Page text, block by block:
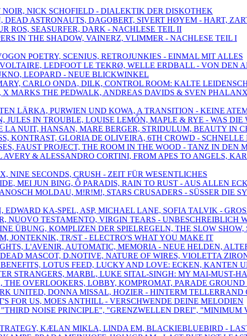
NICK SCHOFIELD - DIALEKTIK DER DISKOTHEK
DEAD ASTRONAUTS, DAGOBERT, SIVERT HØYEM - HART,
ROS, SEASURFER, DARK - NACHLESE TEIL II
IN THE SHADOW, VAINERZ, VLIMMER - NACHLESE TEIL I
POETRY, SCENIUS, RETROJUNKIES - EINMAL MIT ALLES
LEDFOOT LE TEKRØ, WELLE ERDBALL - VON DEN
LEOPARD - NEUE BLICKWINKEL
CARLO ONDA, DILK, CONTROL ROOM: KALTE
X MARKS THE PEDWALK, ANDREAS DAVIDS & SVEN
LÄRKA, PURWIEN UND KOWA, A TRANSITION - KEINE
JULES IN TROUBLE, LOUISE LEMÓN, MAPLE & RYE - WAS DIE
LA NUIT, HANSAN, MARE BERGER, STRIDULUM, BEAUTY IN
KONTRAST, GLORIA DE OLIVEIRA, 6TH CROWD -
FAUST PROJECT, THE ROOM IN THE WOOD - TANZ IN DEN
& ALESSANDRO CORTINI, FROM APES TO ANGELS,
NINE SECONDS, CRUSH - ZEIT FÜR WESENTLICHES
MEI JUN BING, Ô PARADIS, RAIN TO RUST - AUS ALLEN
MOLDAU, M!R!M!, STARS CRUSADERS - SÜSSER DIE
KA-SPEL, ASP, MICHAEL LANE, SOFIA TALVIK -
NUOVO TESTAMENTO, VIRGIN TEARS - UNBESCHREIBLICH
ÜBUNG, KOMPLIZEN DER SPIELREGELN, THE SLOW
JONTEKNIK, TR/ST - ELECTRO'S WHAT YOU MAKE IT
L'AVENIR, AUTOMATIC, MEMORIA - NEUE HELDEN,
MASCOT, D.NOTIVE, NATURE OF WIRES, VIOLETTA
LOTUS FEED, LUCKY AND LOVE: ECKEN, KANTEN
STRANGERS, MARBL, LUKE SITAL-SINGH: MY MAI-MUST-
THE OVERLOOKERS, LOBBY, KOMPROMAT, PARADE
UNITED, DONNA MISSAL, HOZIER - HINTERM TELLERRAND
FOR US, MOES ANTHILL - VERSCHWENDE DEINE MELODIEN
"THIRD NOISE PRINCIPLE", "GRENZWELLEN DREI",
KÆLAN MIKLA, LINDA EM, BLACKIEBLUEBIRD -